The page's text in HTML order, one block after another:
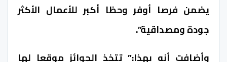
يضمن فرصا أوفر وحظا أكبر للأعمال الأكثر
جودة ومصداقية”.
وأضافت أنه بهذا:” تتخذ الجوائز موقعا لها